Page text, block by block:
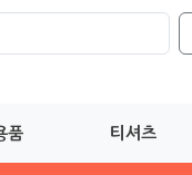
품 티셔츠